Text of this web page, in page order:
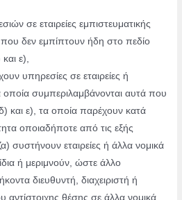
σε εταιρείες εμπιστευματικής
που δεν εμπίπτουν ήδη στο πεδίο
ε),
υπηρεσίες σε εταιρείες ή
συμπεριλαμβάνονται αυτά που
και ε), τα οποία παρέχουν κατά
οποιαδήποτε από τις εξής
συστήνουν εταιρείες ή άλλα νομικά
ή μεριμνούν, ώστε άλλο
διευθυντή, διαχειριστή ή
αντίστοιχης θέσης σε άλλα νομικά